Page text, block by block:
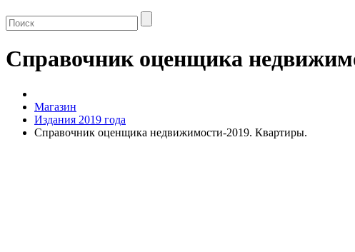
Справочник оценщика
Магазин
Издания 2019 года
Справочник оценщика недвижимости-2019. Квартиры.